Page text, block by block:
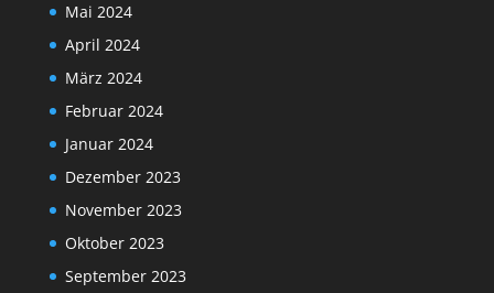
Mai 2024
April 2024
März 2024
Februar 2024
Januar 2024
Dezember 2023
November 2023
Oktober 2023
September 2023